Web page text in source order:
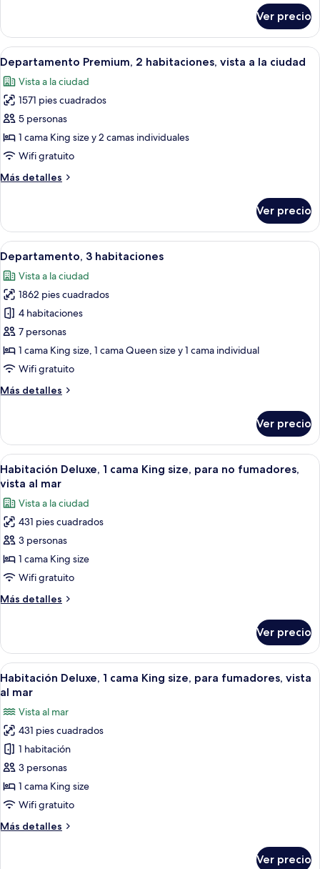
2
habitaciones,
vista
la
ciudad
Ver precio
Abrir
todas
las
fotos
de
Departamento
Premium,
habitaciones,
la
ciudad
Habitación de hotel con una cama
4
Departamento Premium, 2 habitaciones, vista a la ciudad
Vista a la ciudad
1571 pies cuadrados
5 personas
1 cama King size y 2 camas individuales
Wifi gratuito
Más detalles
Más
Premium,
habitaciones,
vista
a
la
ciudad
Ver precio
Abrir
todas
las
fotos
de
Departamento,
3
habitaciones
Habitación de hotel con cama, sofá,
3
Departamento, 3 habitaciones
Vista a la ciudad
1862 pies cuadrados
4 habitaciones
7 personas
1 cama King size, 1 cama Queen size y 1 cama individual
Wifi gratuito
Más detalles
Más
3
habitaciones
Ver precio
Abrir
todas
las
fotos
de
Habitación
Deluxe,
1
cama
King
para
no
fumadores,
vista
al
mar
Una habitación de hotel moderna
3
Habitación Deluxe, 1 cama King size, para no fumadores,
vista al mar
Vista a la ciudad
431 pies cuadrados
3 personas
1 cama King size
Wifi gratuito
Más detalles
Más
Deluxe,
cama
King
para
no
fumadores,
vista
al
Ver precio
Abrir
todas
fotos
de
Habitación
Deluxe,
1
cama
size,
Una habitación de hotel moderna
3
Habitación Deluxe, 1 cama King size, para fumadores, vista
al mar
Vista al mar
431 pies cuadrados
1 habitación
3 personas
1 cama King size
Wifi gratuito
Más detalles
Más
Ver precio